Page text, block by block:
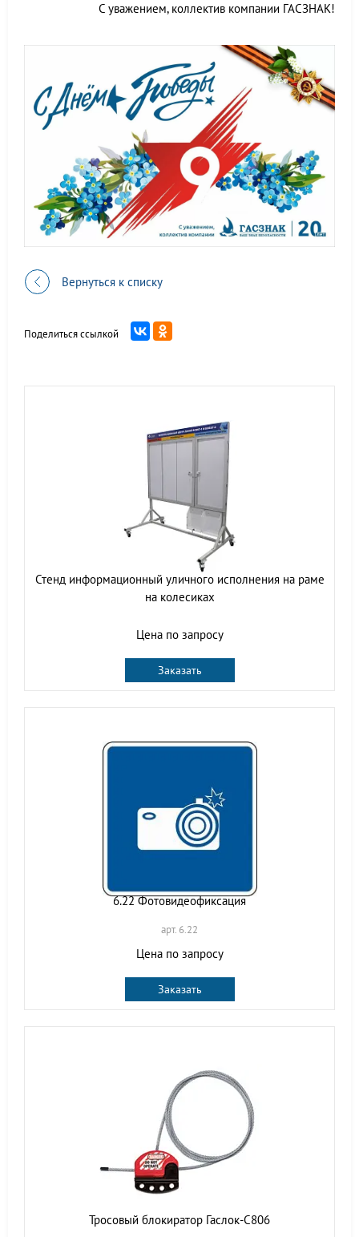
С уважением, коллектив компании ГАСЗНАК!
Вернуться к списку
Поделиться ссылкой
Стенд информационный уличного исполнения на раме
на колесиках
Цена по запросу
Заказать
6.22 Фотовидеофиксация
арт. 6.22
Цена по запросу
Заказать
Тросовый блокиратор Гаслок-С806